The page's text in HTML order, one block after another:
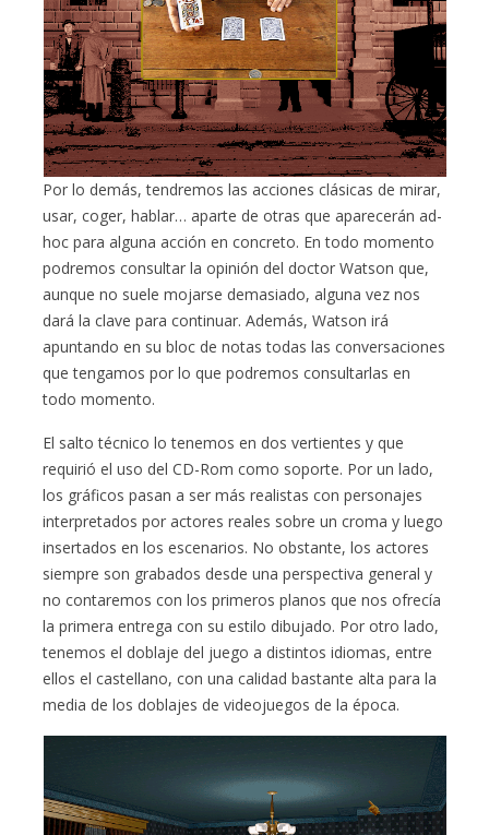
Por lo demás, tendremos las acciones clásicas de mirar,
usar, coger, hablar… aparte de otras que aparecerán ad-
hoc para alguna acción en concreto. En todo momento
podremos consultar la opinión del doctor Watson que,
aunque no suele mojarse demasiado, alguna vez nos
dará la clave para continuar. Además, Watson irá
apuntando en su bloc de notas todas las conversaciones
que tengamos por lo que podremos consultarlas en
todo momento.
El salto técnico lo tenemos en dos vertientes y que
requirió el uso del CD-Rom como soporte. Por un lado,
los gráficos pasan a ser más realistas con personajes
interpretados por actores reales sobre un croma y luego
insertados en los escenarios. No obstante, los actores
siempre son grabados desde una perspectiva general y
no contaremos con los primeros planos que nos ofrecía
la primera entrega con su estilo dibujado. Por otro lado,
tenemos el doblaje del juego a distintos idiomas, entre
ellos el castellano, con una calidad bastante alta para la
media de los doblajes de videojuegos de la época.